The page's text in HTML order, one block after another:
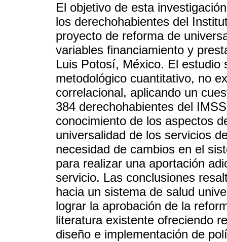
El objetivo de esta
los derechohabientes del
proyecto de reforma de
variables financiamiento y
Luis Potosí, México. El estudio
metodológico cuantitativo, no
correlacional, aplicando un
384 derechohabientes del
conocimiento de los aspectos
universalidad de los servicios
necesidad de cambios en el
para realizar una aportación
servicio. Las conclusiones
hacia un sistema de salud
lograr la aprobación de la
literatura existente ofreciendo
diseño e implementación de